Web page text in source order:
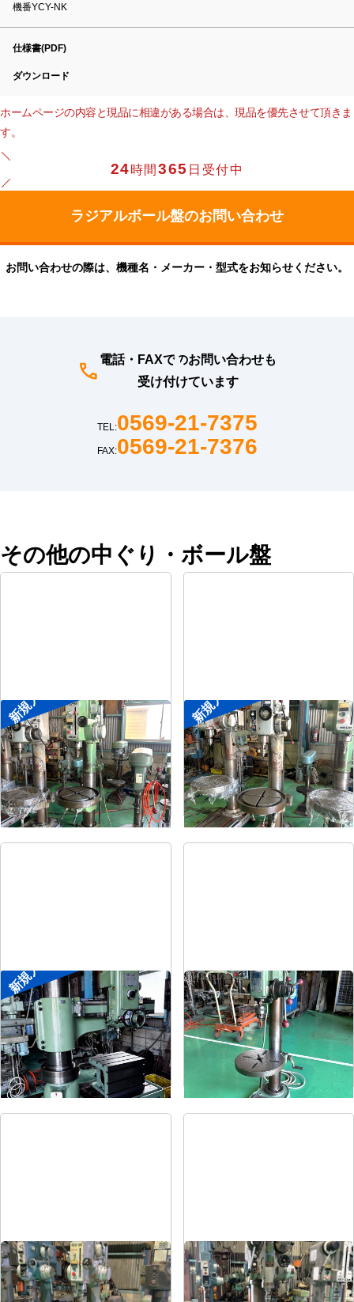
機番YCY-NK
仕様書(PDF)
ダウンロード
ホームページの内容と現品に相違がある場合は、現品を優先させて頂きま
す。
24時間365 日受付中
お問い合わせの際は、機種名・メーカー・型式をお知らせください。
電話・FAXでのお問い合わせも
受け付けています
TEL:0569-21-7375
FAX:0569-21-7376
その他の中ぐり・ボール盤
新規入荷
直立ボール盤
メーカー 森精機
形 式YD2-55
年 式-
新規入荷
直立ボール盤
メーカー 吉良
形 式KRTG-540
年 式-
新規入荷
ラジアルボール盤
メーカー 森精機
形 式 YR3-115
年 式-
卓上ボール盤
メーカー 吉良
形 式KRT-340
式-
直立ボール盤
メーカー 吉田
直立ボール盤
メーカー 吉田